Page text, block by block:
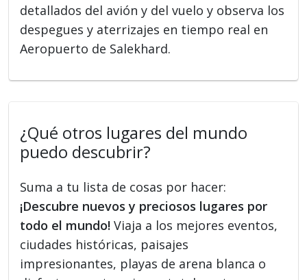
detallados del avión y del vuelo y observa los
despegues y aterrizajes en tiempo real en
Aeropuerto de Salekhard.
¿Qué otros lugares del mundo
puedo descubrir?
Suma a tu lista de cosas por hacer:
¡Descubre nuevos y preciosos lugares por
todo el mundo! Viaja a los mejores eventos,
ciudades históricas, paisajes
impresionantes, playas de arena blanca o